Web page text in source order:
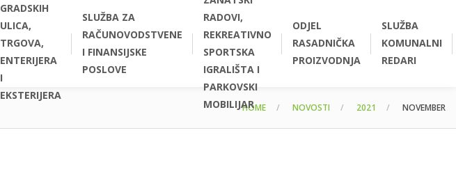
GRADSKIH
ULICA,
TRGOVA,
ENTERIJERA
I
EKSTERIJERA
SLUŽBA ZA
RAČUNOVODSTVENE
I FINANSIJSKE
POSLOVE
RADOVI,
REKREATIVNO
SPORTSKA
IGRALIŠTA I
PARKOVSKI
MOBILIJAR
ODJEL
RASADNIČKA
PROIZVODNJA
SLUŽBA
KOMUNALNI
REDARI
HOME NOVOSTI 2021 NOVEMBER